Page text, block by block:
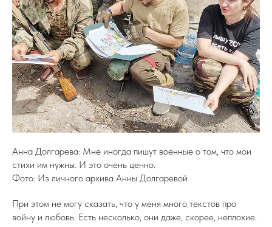
Анна Долгарева: Мне иногда пишут военные о том, что мои
стихи им нужны. И это очень ценно.
Фото: Из личного архива Анны Долгаревой
При этом не могу сказать, что у меня много текстов про
войну и любовь. Есть несколько, они даже, скорее, неплохие.